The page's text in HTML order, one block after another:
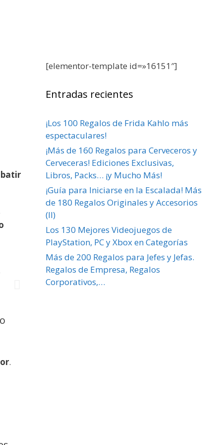
.
[elementor-template id=»16151″]
Entradas recientes
¡Los 100 Regalos de Frida Kahlo más
espectaculares!
¡Más de 160 Regalos para Cerveceros y
Cerveceras! Ediciones Exclusivas,
Libros, Packs… ¡y Mucho Más!
¡Guía para Iniciarse en la Escalada! Más
de 180 Regalos Originales y Accesorios
(II)
Los 130 Mejores Videojuegos de
PlayStation, PC y Xbox en Categorías
Más de 200 Regalos para Jefes y Jefas.
Regalos de Empresa, Regalos
Corporativos,…